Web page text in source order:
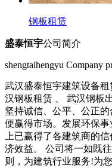
钢板租赁
盛泰恒宇公司简介
shengtaihengyu Company
武汉盛泰恒宇建筑设备
汉钢板租赁 、 武汉钢板
坚持诚信、公平、公正
便赢得市场。发展环保
上已赢得了各建筑商的
济效益。 公司将一如既
则，为建筑行业服务!为